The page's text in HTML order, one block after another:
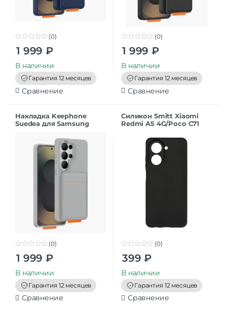
t
o
f
5
(0)
1 999 ₽
В наличии
Гарантия 12 месяцев
Сравнение
t
o
f
5
(0)
1 999 ₽
В наличии
Гарантия 12 месяцев
Сравнение
Накладка Keephone
Suedea для Samsung
t
o
f
5
(0)
1 999 ₽
В наличии
Гарантия 12 месяцев
Сравнение
Силикон Smitt Xiaomi
Redmi A5 4G/Poco C71
o
t
o
f
5
(0)
399 ₽
В наличии
Гарантия 12 месяцев
Сравнение